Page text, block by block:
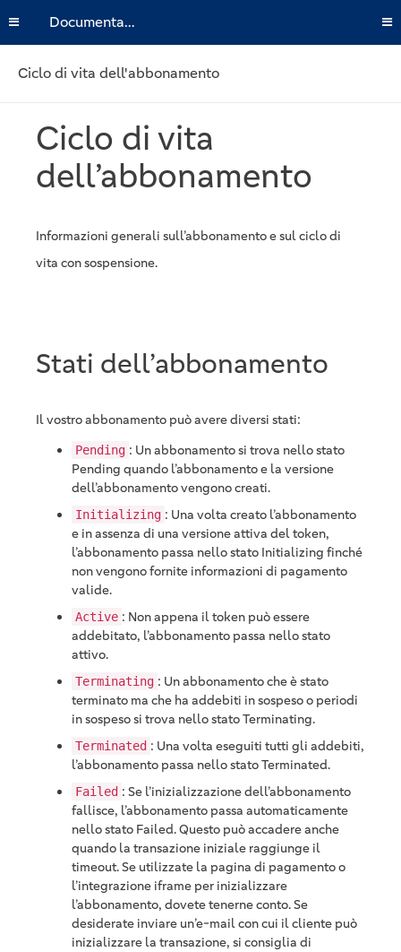
Documentazione
Ciclo di vita dell'abbonamento
Ciclo di vita
dell’abbonamento
Informazioni generali sull’abbonamento e sul ciclo di
vita con sospensione.
Stati dell’abbonamento
Il vostro abbonamento può avere diversi stati:
Pending : Un abbonamento si trova nello stato
Pending quando l’abbonamento e la versione
dell’abbonamento vengono creati.
Initializing : Una volta creato l’abbonamento
e in assenza di una versione attiva del token,
l’abbonamento passa nello stato Initializing finché
non vengono fornite informazioni di pagamento
valide.
Active : Non appena il token può essere
addebitato, l’abbonamento passa nello stato
attivo.
Terminating : Un abbonamento che è stato
terminato ma che ha addebiti in sospeso o periodi
in sospeso si trova nello stato Terminating.
Terminated : Una volta eseguiti tutti gli addebiti,
l’abbonamento passa nello stato Terminated.
Failed : Se l’inizializzazione dell’abbonamento
fallisce, l’abbonamento passa automaticamente
nello stato Failed. Questo può accadere anche
quando la transazione iniziale raggiunge il
timeout. Se utilizzate la pagina di pagamento o
l’integrazione iframe per inizializzare
l’abbonamento, dovete tenerne conto. Se
desiderate inviare un’e-mail con cui il cliente può
inizializzare la transazione, si consiglia di